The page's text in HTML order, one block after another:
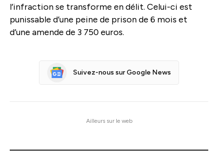
l’infraction se transforme en délit. Celui-ci est
punissable d’une peine de prison de 6 mois et
d’une amende de 3 750 euros.
Suivez-nous sur Google News
Ailleurs sur le web